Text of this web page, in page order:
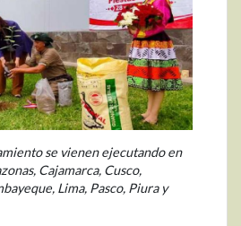
se vienen ejecutando en
Cajamarca, Cusco,
Lima, Pasco, Piura y